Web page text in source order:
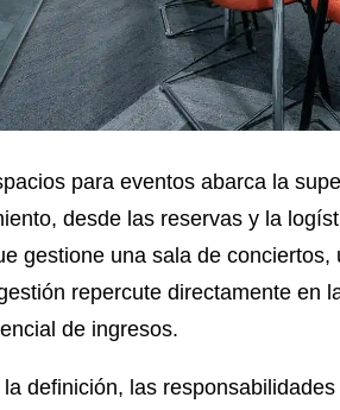
desde las reservas y la
gestione una sala de
repercute directamente en
de ingresos.
definición, las